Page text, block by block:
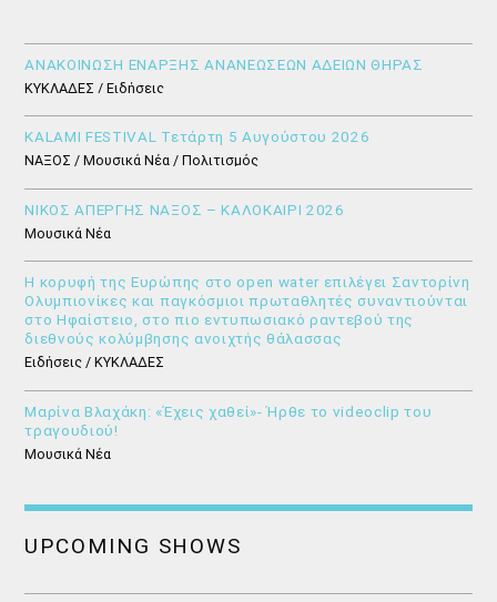
ΑΝΑΚΟΙΝΩΣΗ ΕΝΑΡΞΗΣ ΑΝΑΝΕΩΣΕΩΝ ΑΔΕΙΩΝ ΘΗΡΑΣ
ΚΥΚΛΑΔΕΣ / Ειδήσεις
KALAMI FESTIVAL Τετάρτη 5 Αυγούστου 2026
ΝΑΞΟΣ / Μουσικά Νέα / Πολιτισμός
ΝΙΚΟΣ ΑΠΕΡΓΗΣ ΝΑΞΟΣ – ΚΑΛΟΚΑΙΡΙ 2026
Μουσικά Νέα
Η κορυφή της Ευρώπης στο open water επιλέγει Σαντορίνη
Ολυμπιονίκες και παγκόσμιοι πρωταθλητές συναντιούνται
στο Ηφαίστειο, στο πιο εντυπωσιακό ραντεβού της
διεθνούς κολύμβησης ανοιχτής θάλασσας
Ειδήσεις / ΚΥΚΛΑΔΕΣ
Μαρίνα Βλαχάκη: «Έχεις χαθεί»- Ήρθε το videoclip του
τραγουδιού!
Μουσικά Νέα
UPCOMING SHOWS